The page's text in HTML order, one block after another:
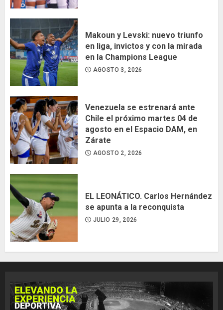
Makoun y Levski: nuevo triunfo
en liga, invictos y con la mirada
en la Champions League
AGOSTO 3, 2026
Venezuela se estrenará ante
Chile el próximo martes 04 de
agosto en el Espacio DAM, en
Zárate
AGOSTO 2, 2026
EL LEONÁTICO. Carlos Hernández
se apunta a la reconquista
JULIO 29, 2026